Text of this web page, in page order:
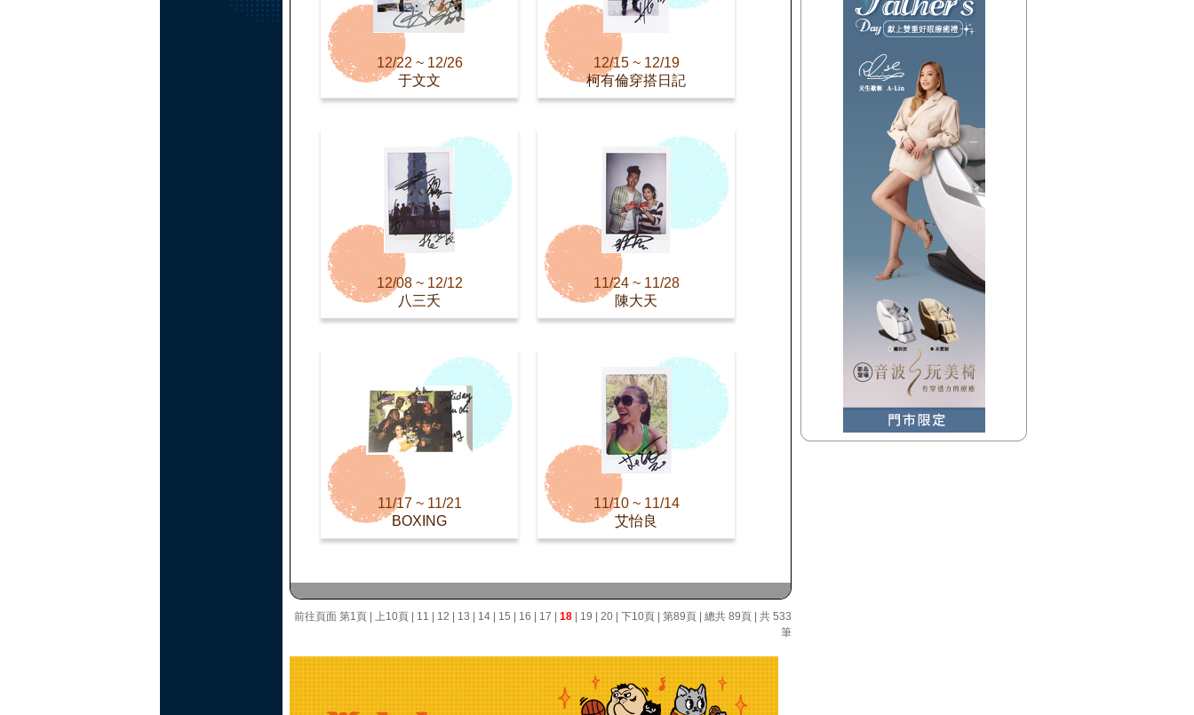
12/22 ~ 12/26
于文文
12/15 ~ 12/19
柯有倫穿搭日記
12/08 ~ 12/12
八三夭
11/24 ~ 11/28
陳大天
11/17 ~ 11/21
BOXING
11/10 ~ 11/14
艾怡良
前往頁面 第1頁 上10頁 11 12 13 14 15 16 17 18 19 20 下10頁 第89頁 | 總共 89頁 | 共 533
筆
(宜蘭)音樂不夜城
【HitFm正在進行】
(聯播)
HEY！MISS DJ-elsa
(花東)東台灣夜未眠